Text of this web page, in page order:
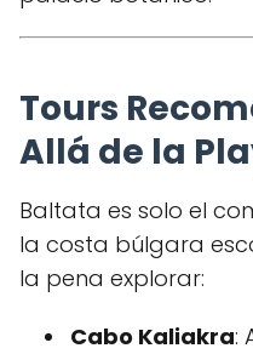
Tours
Allá de la
Baltata es solo el
la costa búlgara
la pena explorar:
Cabo Kaliakra: